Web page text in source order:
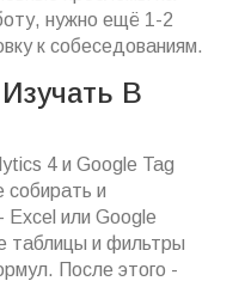
нужно ещё 1-2
к собеседованиям.
В
4 и Google Tag
собирать и
или Google
таблицы и фильтры
После этого -